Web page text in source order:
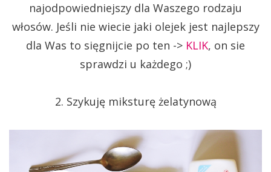
najodpowiedniejszy dla Waszego rodzaju
włosów. Jeśli nie wiecie jaki olejek jest najlepszy
dla Was to sięgnijcie po ten -> KLIK, on sie
sprawdzi u każdego ;)
2. Szykuję miksturę żelatynową